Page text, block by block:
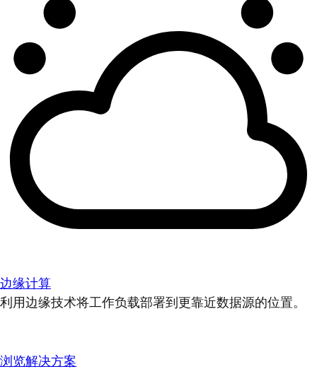
边缘计算
利用边缘技术将工作负载部署到更靠近数据源的位置。
浏览解决方案